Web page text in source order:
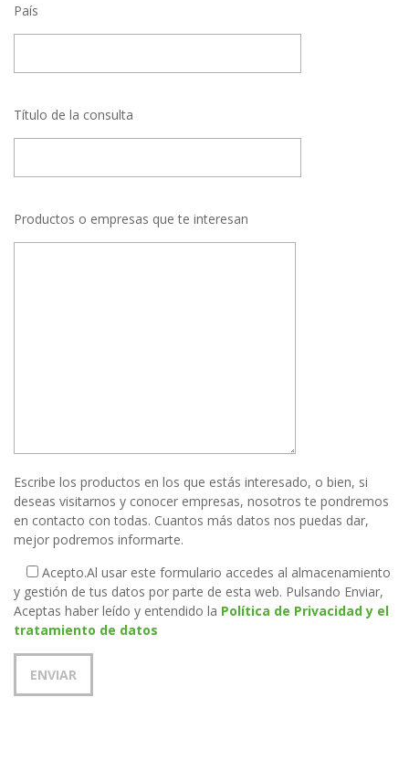
País
Título de la consulta
Productos o empresas que te interesan
Escribe los productos en los que estás interesado, o bien, si
deseas visitarnos y conocer empresas, nosotros te pondremos
en contacto con todas. Cuantos más datos nos puedas dar,
mejor podremos informarte.
Acepto.Al usar este formulario accedes al almacenamiento
y gestión de tus datos por parte de esta web. Pulsando Enviar,
Aceptas haber leído y entendido la Política de Privacidad y el
tratamiento de datos